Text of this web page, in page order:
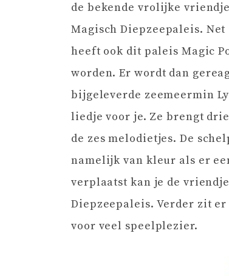
de bekende vrolijke
Magisch Diepzeepaleis.
heeft ook dit paleis Magic
worden. Er wordt dan
bijgeleverde zeemeermin
liedje voor je. Ze brengt
de zes melodietjes. De
namelijk van kleur als er
verplaatst kan je de
Diepzeepaleis. Verder zit er
voor veel speelplezier.